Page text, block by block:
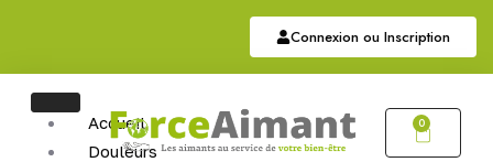
Connexion ou Inscription
Accueil
Douleurs
0